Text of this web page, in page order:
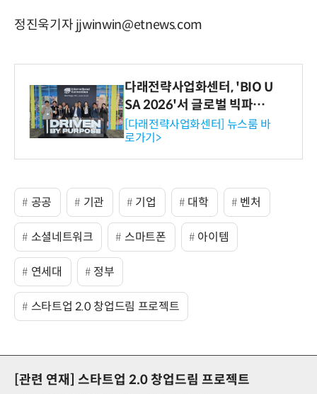
정진욱기자 jjwinwin@etnews.com
다래전략사업화센터, 'BIO U
SA 2026'서 글로벌 빅파마
와의 비즈니스 미팅 지원…K
-바이오 해외 진출 교두보 확
보
[다래전략사업화센터] 뉴스룸 바
로가기>
공공 기관 기업 대학 벤처
소셜네트워크 스마트폰 아이템
연세대 정부
스타트업 2.0 창업드림 프로젝트
[관련 연재]
스타트업 2.0 창업드림 프로젝트